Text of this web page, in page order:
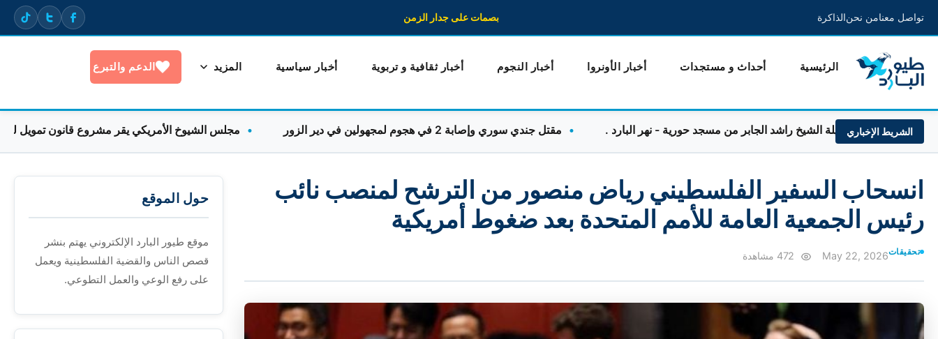
تواصل معنامن نحنالذاكرة بصمات على جدار الزمن
الرئيسية أحداث و مستجدات أخبار الأونروا أخبار النجوم أخبار ثقافية و تربوية أخبار سياسية المزيد الدعم والتبرع
الشريط الإخباري
لفضيلة الشيخ راشد الجابر من مسجد حورية - نهر البارد . مقتل جندي سوري وإصابة 2 في هجوم لمجهولين في دير الزور مجلس الشيوخ الأمريكي يقر مشروع قانون تمويل لتجنب
انسحاب السفير الفلسطيني رياض منصور من الترشح لمنصب نائب
رئيس الجمعية العامة للأمم المتحدة بعد ضغوط أمريكية
تحقيقاتMay 22, 2026
حول الموقع
موقع طيور البارد الإلكتروني يهتم بنشر
قصص الناس والقضية الفلسطينية ويعمل
على رفع الوعي والعمل التطوعي.